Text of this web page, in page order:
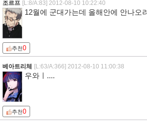
조르프 [L:8/A:83] 2012-08-10 10:22:40
12월에 군대가는데 올해안에 안나오
추천0
베아트리체 [L:63/A:366] 2012-08-10 11:00:38
우와ㅣ....
추천0